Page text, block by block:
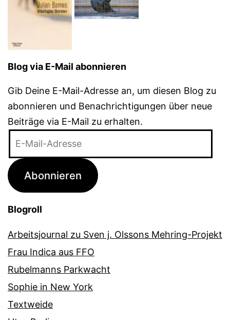
Blog via E-Mail abonnieren
Gib Deine E-Mail-Adresse an, um diesen Blog zu
abonnieren und Benachrichtigungen über neue
Beiträge via E-Mail zu erhalten.
Adresse
Abonnieren
Blogroll
Arbeitsjournal zu Sven j. Olssons Mehring-Projekt
Frau Indica aus FFO
Rubelmanns Parkwacht
Sophie in New York
Textweide